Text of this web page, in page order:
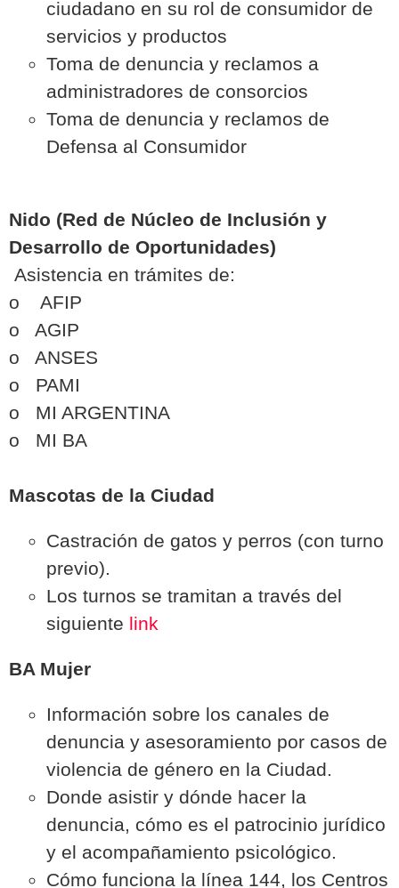
ciudadano en su rol de consumidor de
servicios y productos
Toma de denuncia y reclamos a
administradores de consorcios
Toma de denuncia y reclamos de
Defensa al Consumidor
Nido (Red de Núcleo de Inclusión y
Desarrollo de Oportunidades)
Asistencia en trámites de:
o AFIP
o AGIP
o ANSES
o PAMI
o MI ARGENTINA
o MI BA
Mascotas de la Ciudad
Castración de gatos y perros (con turno
previo).
Los turnos se tramitan a través del
siguiente link
BA Mujer
Información sobre los canales de
denuncia y asesoramiento por casos de
violencia de género en la Ciudad.
Donde asistir y dónde hacer la
denuncia, cómo es el patrocinio jurídico
y el acompañamiento psicológico.
Cómo funciona la línea 144, los Centros